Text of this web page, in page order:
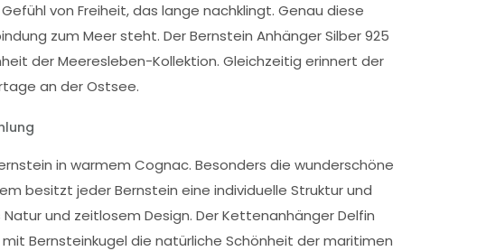
von Freiheit, das lange nachklingt. Genau diese
zum Meer steht. Der Bernstein Anhänger Silber 925
der Meeresleben-Kollektion. Gleichzeitig erinnert der
an der Ostsee.
in warmem Cognac. Besonders die wunderschöne
besitzt jeder Bernstein eine individuelle Struktur und
und zeitlosem Design. Der Kettenanhänger Delfin
Bernsteinkugel die natürliche Schönheit der maritimen